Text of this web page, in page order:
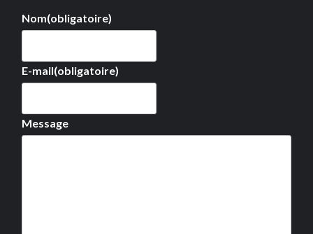
Nom(obligatoire)
E-mail(obligatoire)
Message